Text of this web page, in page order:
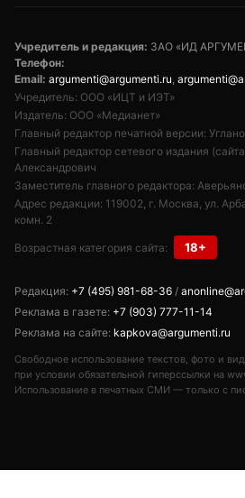
Учредитель и редакция: ЗАО «ИД
Телефон:
Email: argumenti@argumenti.ru,
Учредитель: ООО «ИЦТ и ИЭТ»
Издатель: ООО «Медианет»
Главный редактор печатной версии:
Главный редактор сетевого издания
Александрович
Заместитель главного редактора:
Адрес редакции: 119002, г. Москва, ул.
комн. 2
Возрастная категория сайта: 18+
Редакция: +7 (495) 981-68-36 /
Реклама в газете: +7 (903) 777-11-14
Реклама на сайте: kapkova@argumenti.ru
Свободное использование текстов, фото и
при условии обязательной гиперссылки на
Использование в печатных СМИ — только с